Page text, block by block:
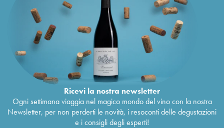
Ricevi la nostra newsletter
Ogni settimana viaggia nel magico mondo del vino con la nostra
Newsletter, per non perderti le novità, i resoconti delle degustazioni
e i consigli degli esperti!